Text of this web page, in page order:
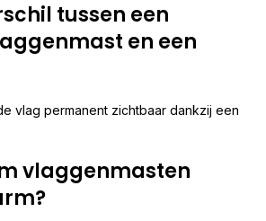
tussen een
en een
vlag permanent zichtbaar dankzij een
vlaggenmasten